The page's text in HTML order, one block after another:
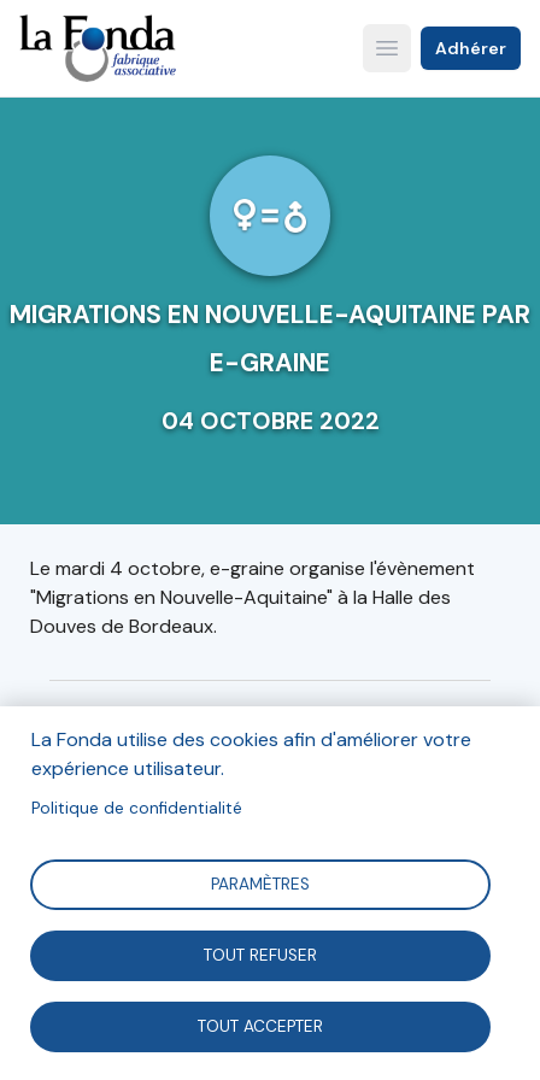
Aller
au
contenu
principal
Open main menu
Adhérer
MIGRATIONS EN NOUVELLE-AQUITAINE PAR
E-GRAINE
04 OCTOBRE 2022
Le mardi 4 octobre, e-graine organise l'évènement
"Migrations en Nouvelle-Aquitaine" à la Halle des
Douves de Bordeaux.
Informations
Le mardi 4 octobre 2022, de 15h30 à 18h30
Inscription
Pour s'inscrire, suivre le lien Facebook ci-dessous:
La Fonda utilise des cookies afin d'améliorer votre
expérience utilisateur.
Politique de confidentialité
PARAMÈTRES
TOUT REFUSER
TOUT ACCEPTER